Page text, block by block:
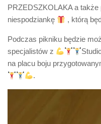
PRZEDSZKOLAKA a także
niespodziankę
, którą
Podczas pikniku będzie
specjalistów z
na placu boju
.